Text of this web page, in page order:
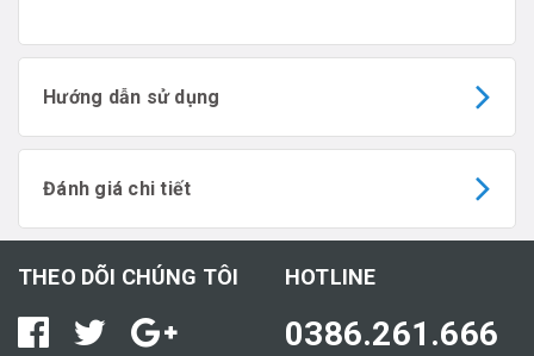
Hướng dẫn sử dụng
Đánh giá chi tiết
THEO DÕI CHÚNG TÔI HOTLINE
0386.261.666